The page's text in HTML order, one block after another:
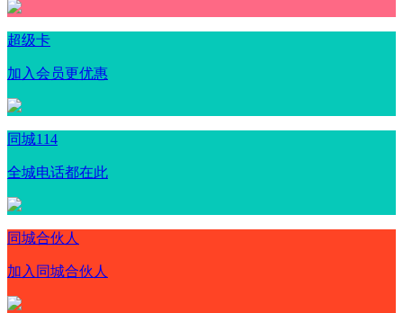
超级卡
加入会员更优惠
同城114
全城电话都在此
同城合伙人
加入同城合伙人